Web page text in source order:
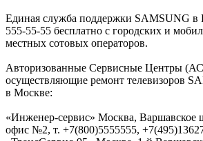
Единая служба поддержки SAMSUNG в
555-55-55 бесплатно с городских и
местных сотовых операторов.
Авторизованные Сервисные Центры
осуществляющие ремонт телевизоров
в Москве:
«Инженер-сервис» Москва, Варшавское
офис №2, т. +7(800)5555555,